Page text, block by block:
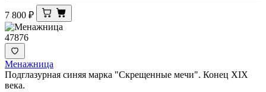
7 800 ₽
47876
Менажница
Подглазурная синяя марка "Скрещенные мечи". Конец XIX
века.